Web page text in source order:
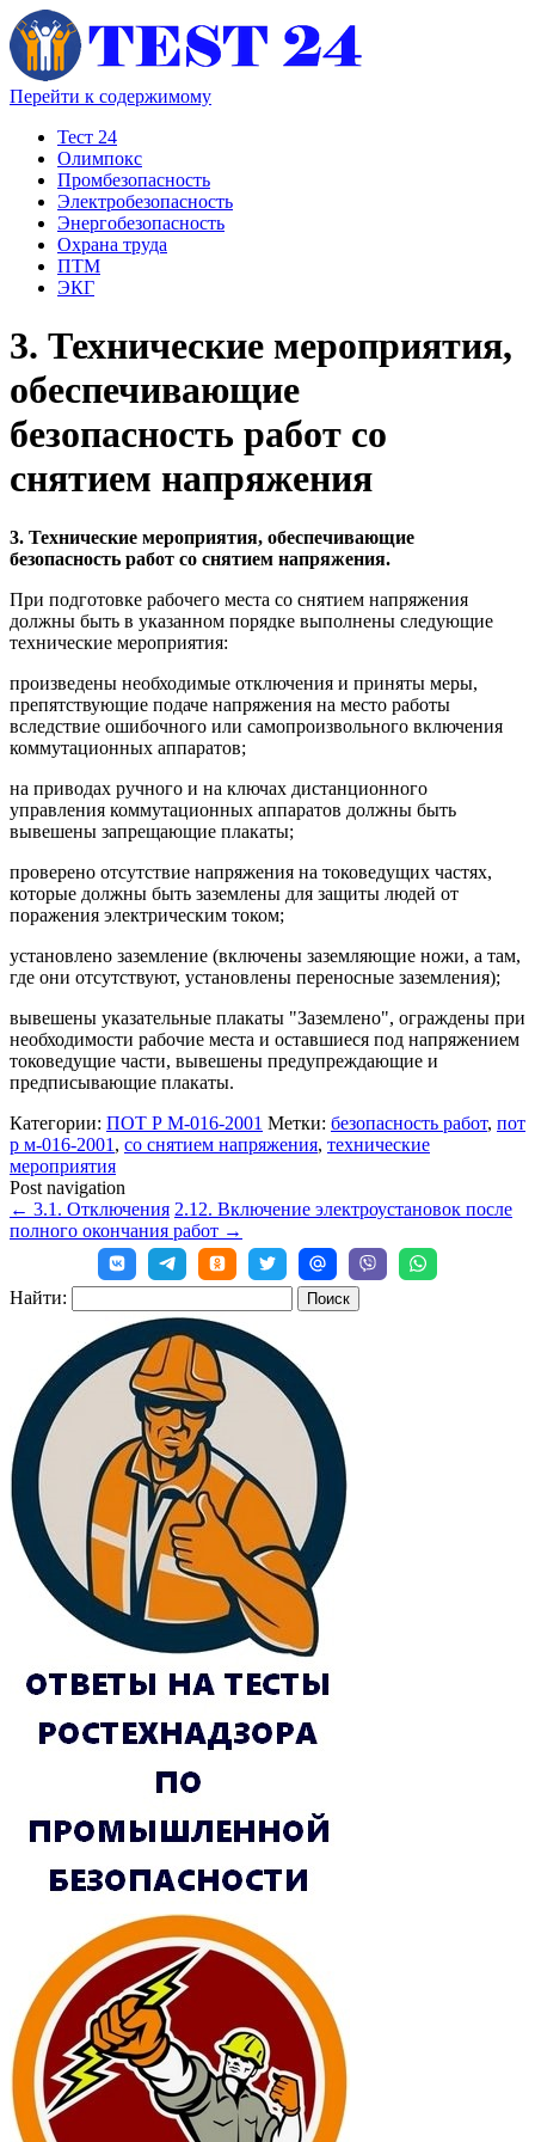
Перейти к содержимому
Тест 24
Олимпокс
Промбезопасность
Электробезопасность
Энергобезопасность
Охрана труда
ПТМ
ЭКГ
3. Технические мероприятия,
обеспечивающие
безопасность работ со
снятием напряжения
3. Технические мероприятия, обеспечивающие
безопасность работ со снятием напряжения.
При подготовке рабочего места со снятием напряжения
должны быть в указанном порядке выполнены следующие
технические мероприятия:
произведены необходимые отключения и приняты меры,
препятствующие подаче напряжения на место работы
вследствие ошибочного или самопроизвольного включения
коммутационных аппаратов;
на приводах ручного и на ключах дистанционного
управления коммутационных аппаратов должны быть
вывешены запрещающие плакаты;
проверено отсутствие напряжения на токоведущих частях,
которые должны быть заземлены для защиты людей от
поражения электрическим током;
установлено заземление (включены заземляющие ножи, а там,
где они отсутствуют, установлены переносные заземления);
вывешены указательные плакаты "Заземлено", ограждены при
необходимости рабочие места и оставшиеся под напряжением
токоведущие части, вывешены предупреждающие и
предписывающие плакаты.
Категории: ПОТ Р М-016-2001 Метки: безопасность работ, пот
р м-016-2001 , со снятием напряжения, технические
мероприятия
Post navigation
← 3.1. Отключения 2.12. Включение электроустановок после
полного окончания работ →
Найти: